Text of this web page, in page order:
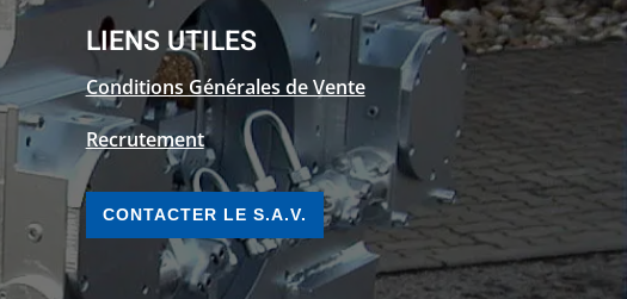
LIENS UTILES
Conditions Générales de Vente
Recrutement
CONTACTER LE S.A.V.